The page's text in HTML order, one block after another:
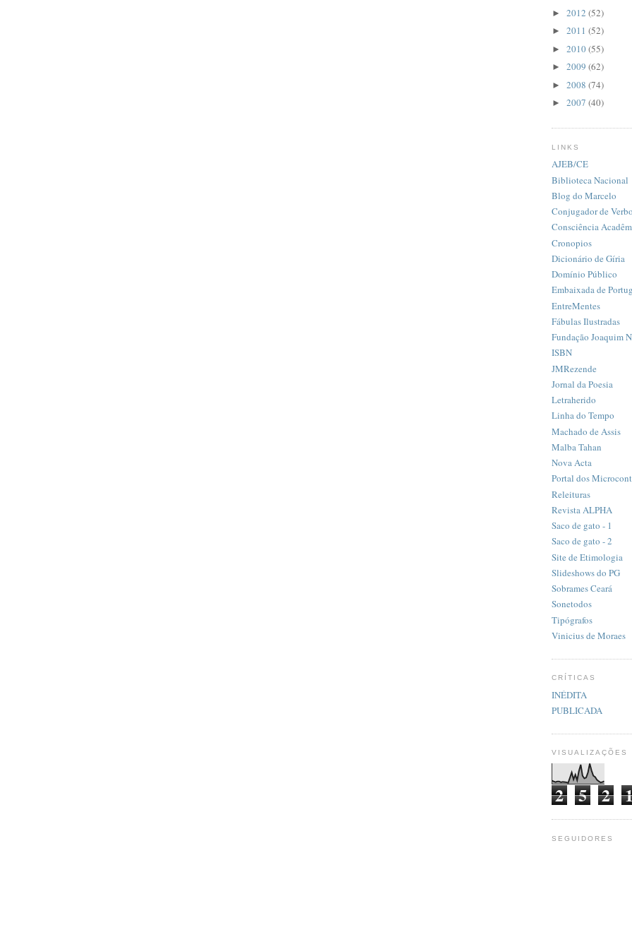
► 2012 (52)
► 2011 (52)
► 2010(55)
► 2009 (62)
► 2008 (74)
► 2007 (40)
LINKS
AJEB/CE
Biblioteca Nacional
Blog do Marcelo
Conjugador de
Consciência
Cronopios
Dicionário de Gíria
Domínio Público
Embaixada de
EntreMentes
Fábulas Ilustradas
Fundação Joaquim
ISBN
JMRezende
Jornal da Poesia
Letraherido
Linha do Tempo
Machado de Assis
Malba Tahan
Nova Acta
Portal dos
Releituras
Revista ALPHA
Saco de gato - 1
Saco de gato - 2
Site de Etimologia
Slideshows do PG
Sobrames Ceará
Sonetodos
Tipógrafos
Vinicius de Moraes
CRÍTICAS
INÉDITA
PUBLICADA
VISUALIZAÇÕES
2 5 2
SEGUIDORES